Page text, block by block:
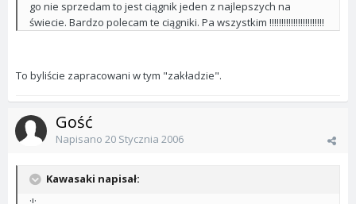
go nie sprzedam to jest ciągnik jeden z najlepszych na
świecie. Bardzo polecam te ciągniki. Pa wszystkim !!!!!!!!!!!!!!!!!!!!!!!
To byliście zapracowani w tym "zakładzie".
Gość
Napisano 20 Stycznia 2006
Kawasaki napisał: